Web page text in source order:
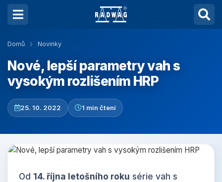
Domů Novinky
Nové, lepší parametry vah s
vysokým rozlišením HRP
25. 10. 2022 1 min čtení
Od 14. října letošního roku série vah s